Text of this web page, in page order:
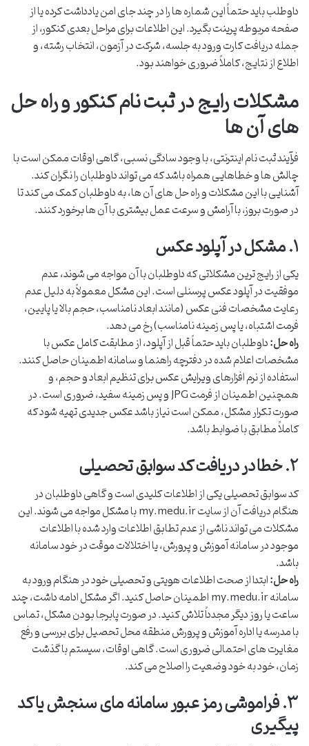
داوطلب باید حتماً این شماره ها را در چند جای امن یادداشت کرده یا از
صفحه مربوطه پرینت بگیرد. این اطلاعات برای مراحل بعدی کنکور، از
جمله دریافت کارت ورود به جلسه، شرکت در آزمون، انتخاب رشته، و
اطلاع از نتایج، کاملاً ضروری خواهند بود.
مشکلات رایج در ثبت نام کنکور و راه حل
های آن ها
فرآیند ثبت نام اینترنتی، با وجود سادگی نسبی، گاهی اوقات ممکن است با
چالش ها و خطاهایی همراه باشد که می تواند داوطلبان را نگران کند.
آشنایی با این مشکلات و راه حل های آن ها، به داوطلبان کمک می کند تا
در صورت بروز، با آرامش و سرعت عمل بیشتری با آن ها برخورد کنند.
۱. مشکل در آپلود عکس
یکی از رایج ترین مشکلاتی که داوطلبان با آن مواجه می شوند، عدم
موفقیت در آپلود عکس پرسنلی است. این مشکل معمولاً به دلیل عدم
رعایت مشخصات فنی عکس (مانند ابعاد نامناسب، حجم بالا یا پایین،
فرمت اشتباه، یا پس زمینه نامناسب) رخ می دهد.
راه حل:داوطلبان باید حتماً قبل از آپلود، از مطابقت کامل عکس با
مشخصات اعلام شده در دفترچه راهنما و سامانه اطمینان حاصل کنند.
استفاده از نرم افزارهای ویرایش عکس برای تنظیم ابعاد و حجم، و
همچنین اطمینان از فرمت JPG و پس زمینه سفید، ضروری است. در
صورت تکرار مشکل، ممکن است نیاز باشد عکس جدیدی تهیه شود که
کاملاً مطابق با ضوابط باشد.
۲. خطا در دریافت کد سوابق تحصیلی
کد سوابق تحصیلی یکی از اطلاعات کلیدی است و گاهی داوطلبان در
هنگام دریافت آن از سایت my.medu.ir با مشکل مواجه می شوند. این
مشکلات می تواند ناشی از عدم تطابق اطلاعات وارد شده با اطلاعات
موجود در سامانه آموزش و پرورش، یا اختلالات موقت در خود سامانه
باشد.
راه حل:ابتدا از صحت اطلاعات هویتی و تحصیلی خود در هنگام ورود به
سامانه my.medu.ir اطمینان حاصل کنید. اگر مشکل ادامه داشت، چند
ساعت یا روز دیگر مجدداً تلاش کنید. در صورت پابرجا بودن مشکل، تماس
با مدرسه یا اداره آموزش و پرورش منطقه محل تحصیل برای بررسی و رفع
مغایرت های احتمالی ضروری است. گاهی اوقات، سیستم با گذشت
زمان، خود به خود وضعیت را اصلاح می کند.
۳. فراموشی رمز عبور سامانه مای سنجش یا کد
پیگیری